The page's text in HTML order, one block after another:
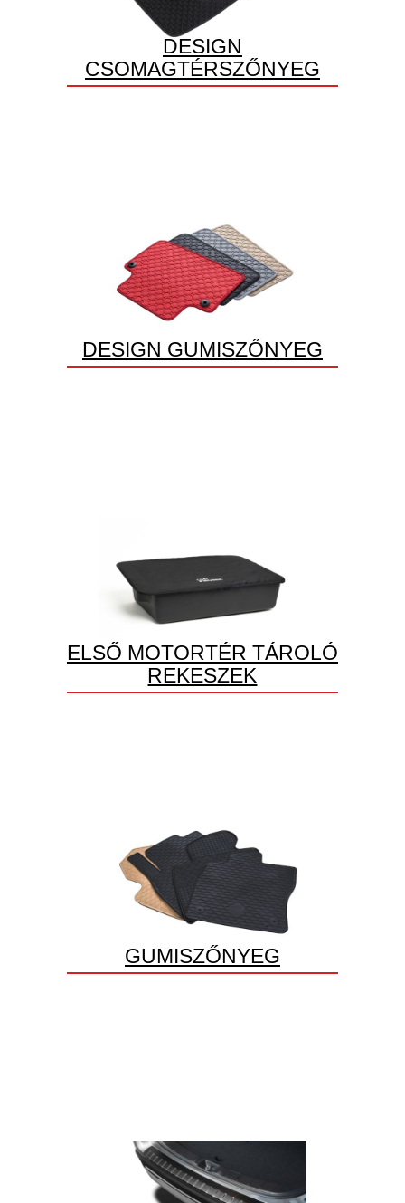
DESIGN
CSOMAGTÉRSZŐNYEG
DESIGN GUMISZŐNYEG
ELSŐ MOTORTÉR TÁROLÓ
REKESZEK
GUMISZŐNYEG